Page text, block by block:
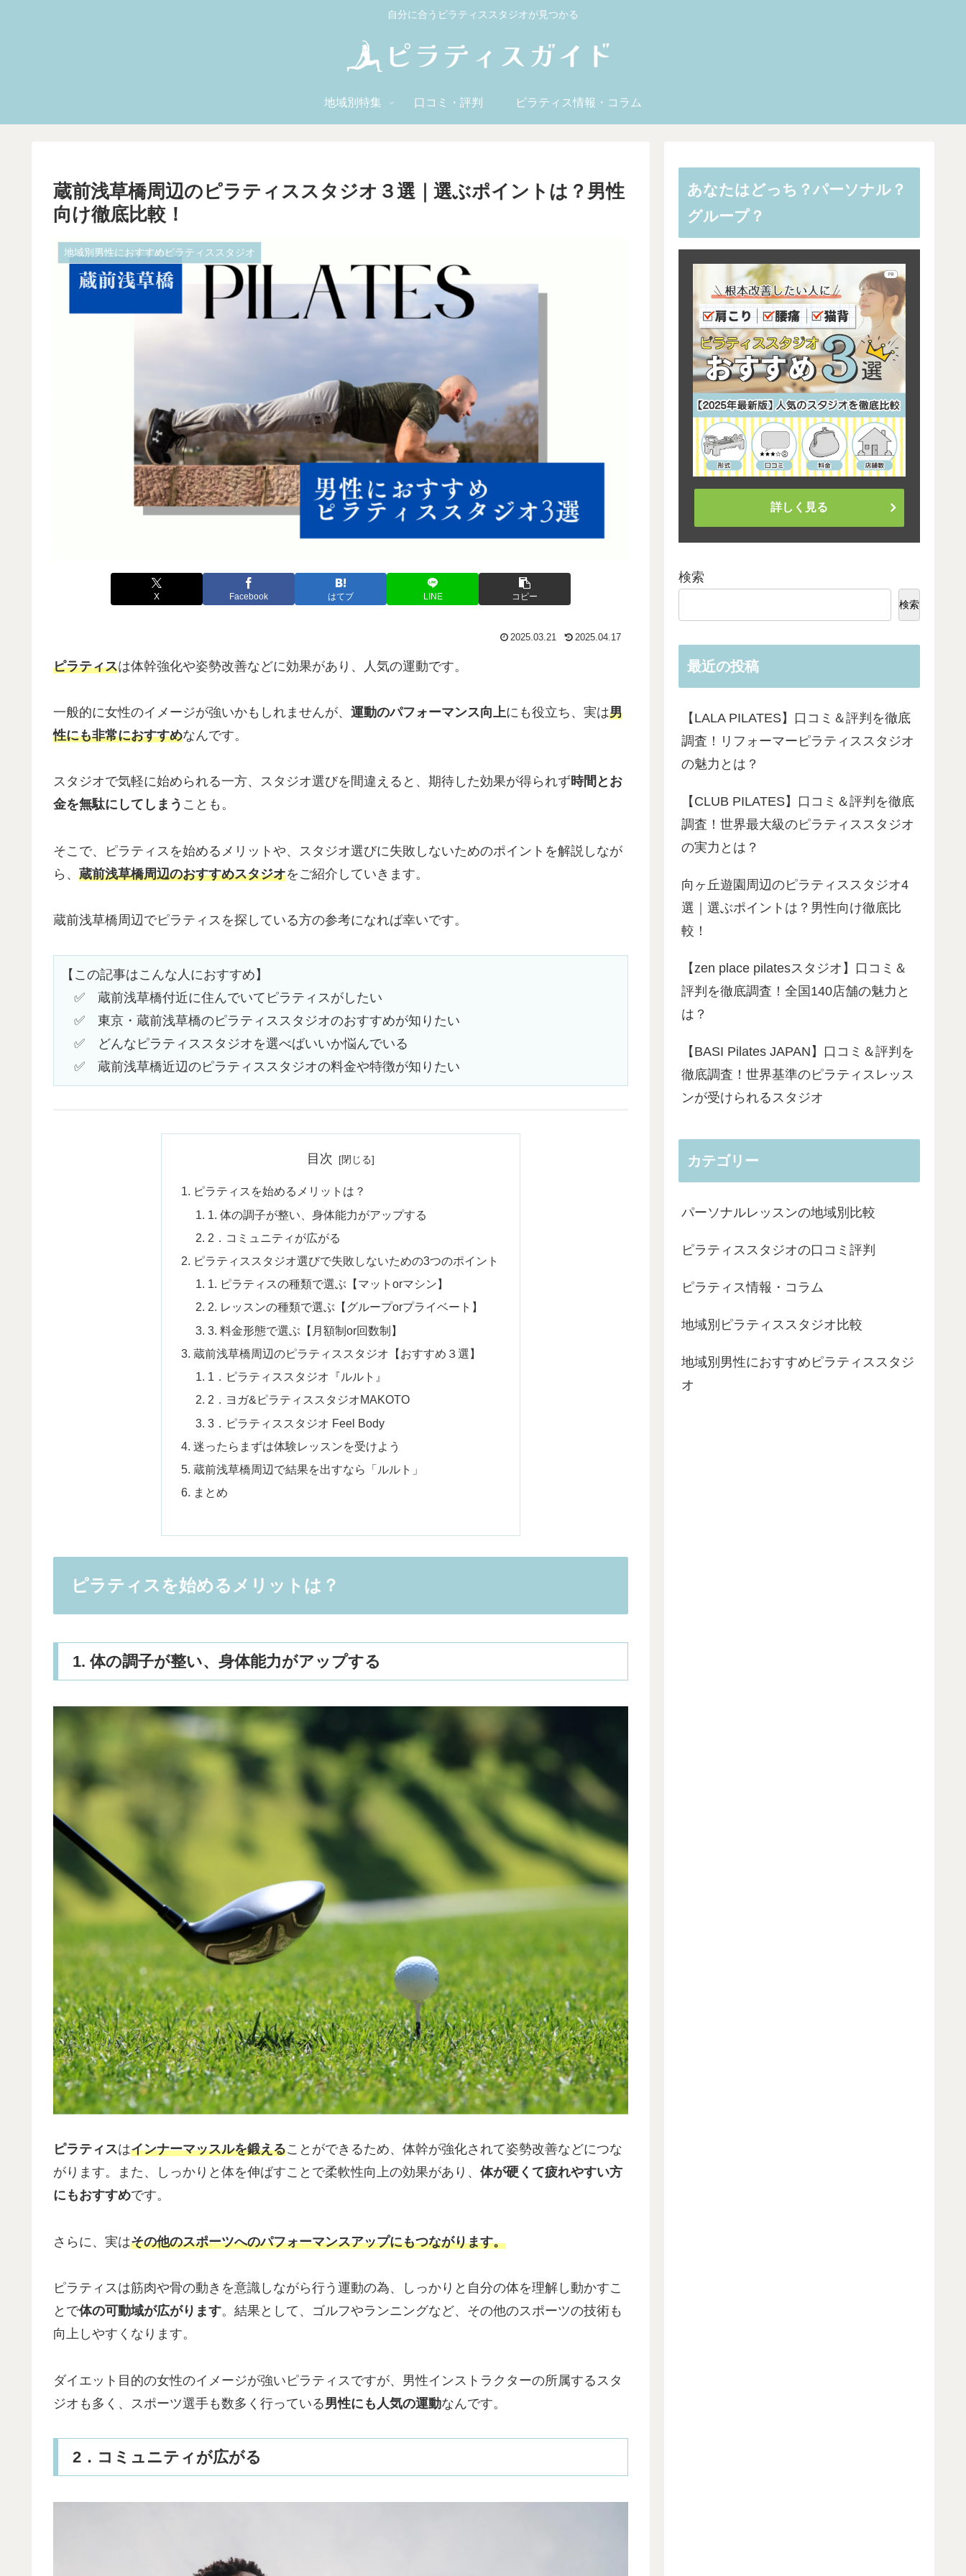
自分に合うピラティススタジオが見つかる
地域別特集 口コミ・評判 ピラティス情報・コラム
蔵前浅草橋周辺のピラティススタジオ３選｜選ぶポイントは？男性
向け徹底比較！
地域別男性におすすめピラティススタジオ
X Facebook はてブ LINE コピー
2025.03.21 2025.04.17
ピラティスは体幹強化や姿勢改善などに効果があり、人気の運動です。
一般的に女性のイメージが強いかもしれませんが、 運動のパフォーマンス向上にも役立ち、実は男
性にも非常におすすめなんです。
スタジオで気軽に始められる一方、スタジオ選びを間違えると、期待した効果が得られず時間とお
金を無駄にしてしまう ことも。
そこで、ピラティスを始めるメリットや、スタジオ選びに失敗しないためのポイントを解説しなが
ら、 蔵前浅草橋周辺のおすすめスタジオをご紹介していきます。
蔵前浅草橋周辺でピラティスを探している方の参考になれば幸いです。
【この記事はこんな人におすすめ】
✅　蔵前浅草橋付近に住んでいてピラティスがしたい
✅　東京・蔵前浅草橋のピラティススタジオのおすすめが知りたい
✅　どんなピラティススタジオを選べばいいか悩んでいる
✅　蔵前浅草橋近辺のピラティススタジオの料金や特徴が知りたい
目次
ピラティスを始めるメリットは？
1. 体の調子が整い、身体能力がアップする
2．コミュニティが広がる
ピラティススタジオ選びで失敗しないための3つのポイント
1. ピラティスの種類で選ぶ【マットorマシン】
2. レッスンの種類で選ぶ【グループorプライベート】
3. 料金形態で選ぶ【月額制or回数制】
蔵前浅草橋周辺のピラティススタジオ【おすすめ３選】
1．ピラティススタジオ『ルルト』
2．ヨガ&ピラティススタジオMAKOTO
3．ピラティススタジオ Feel Body
迷ったらまずは体験レッスンを受けよう
蔵前浅草橋周辺で結果を出すなら「ルルト」
まとめ
ピラティスを始めるメリットは？
1. 体の調子が整い、身体能力がアップする
ピラティスはインナーマッスルを鍛えることができるため、体幹が強化されて姿勢改善などにつな
がります。また、しっかりと体を伸ばすことで柔軟性向上の効果があり、 体が硬くて疲れやすい方
にもおすすめです。
さらに、実はその他のスポーツへのパフォーマンスアップにもつながります。
ピラティスは筋肉や骨の動きを意識しながら行う運動の為、しっかりと自分の体を理解し動かすこ
とで体の可動域が広がります。結果として、ゴルフやランニングなど、その他のスポーツの技術も
向上しやすくなります。
ダイエット目的の女性のイメージが強いピラティスですが、男性インストラクターの所属するスタ
ジオも多く、スポーツ選手も数多く行っている男性にも人気の運動なんです。
2．コミュニティが広がる
あなたはどっち？パーソナル？
グループ？
詳しく見る
検索
検索
最近の投稿
【LALA PILATES】口コミ＆評判を徹底
調査！リフォーマーピラティススタジオ
の魅力とは？
【CLUB PILATES】口コミ＆評判を徹底
調査！世界最大級のピラティススタジオ
の実力とは？
向ヶ丘遊園周辺のピラティススタジオ4
選｜選ぶポイントは？男性向け徹底比
較！
【zen place pilatesスタジオ】口コミ＆
評判を徹底調査！全国140店舗の魅力と
は？
【BASI Pilates JAPAN】口コミ＆評判を
徹底調査！世界基準のピラティスレッス
ンが受けられるスタジオ
カテゴリー
パーソナルレッスンの地域別比較
ピラティススタジオの口コミ評判
ピラティス情報・コラム
地域別ピラティススタジオ比較
地域別男性におすすめピラティススタジ
オ